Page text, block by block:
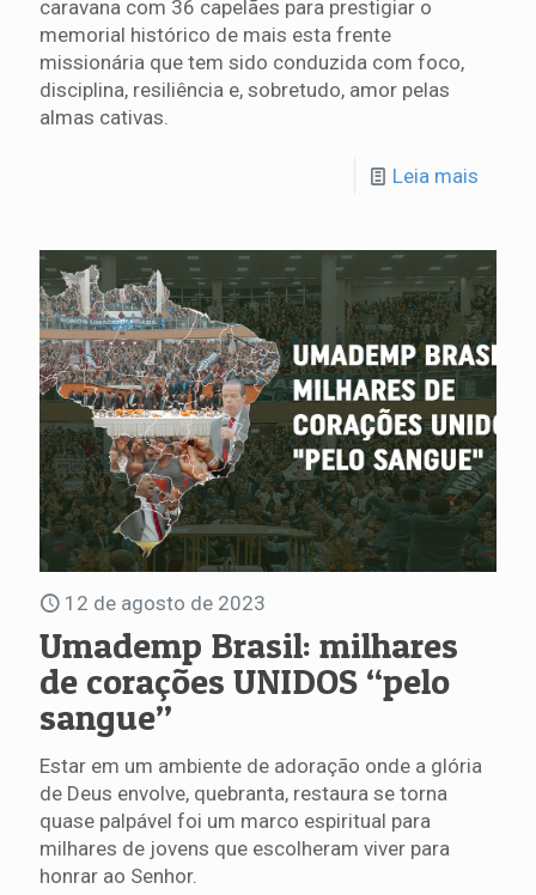
caravana com 36 capelães para prestigiar o
memorial histórico de mais esta frente
missionária que tem sido conduzida com foco,
disciplina, resiliência e, sobretudo, amor pelas
almas cativas.
Leia mais
12 de agosto de 2023
Umademp Brasil: milhares
de corações UNIDOS “pelo
sangue”
Estar em um ambiente de adoração onde a glória
de Deus envolve, quebranta, restaura se torna
quase palpável foi um marco espiritual para
milhares de jovens que escolheram viver para
honrar ao Senhor.